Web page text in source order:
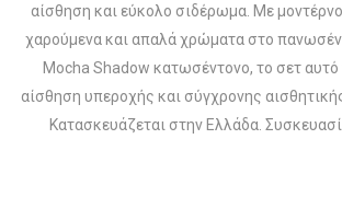
αίσθηση και εύκολο σιδέρωμα. Με
χαρούμενα και απαλά χρώματα στο
Mocha Shadow κατωσέντονο, το σετ
αίσθηση υπεροχής και σύγχρονης
Κατασκευάζεται στην Ελλάδα.